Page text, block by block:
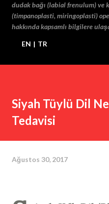
dudak bağı (labial frenulum) ve
(timpanoplasti, miringoplasti)
hakkında kapsamlı bilgilere
EN | TR
Siyah Tüylü Dil
Tedavisi
Ağustos 30, 2017